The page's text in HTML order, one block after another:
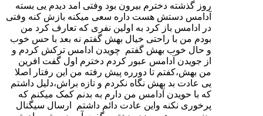
روز گذشته دخترم بیرون بود وفتی امد دیدم یی بسته
آدامس دستش هست داره سعی میکنه بازش کنه وفتی
در ادامس باز کرد به اولین نفری که تعارف کرد من
بودم من با راحتی خیال بهش گفتم نه بعد با حس خوب
و حال خوب بهش گفتم چویدن ادامس ترکش کردم و
از جویدن آدامس عبور کردم دخترم اول گفت افرین
من بهش،کفتم تا دورره پیش رفته من این رفتار اصلا
یی عادت بد بهش نگاه نکردم و تازه براش،دلیل داشتم
که با حویدن آدامس من دارم به بدنم کمک میکنم که
پرخوری نکنه واین عادت دائم داشتم ارسال سیگنال